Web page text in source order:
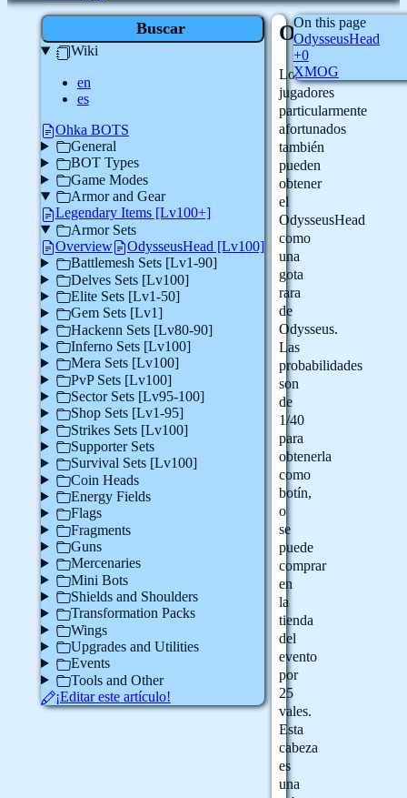
Buscar
Wiki
en
es
Ohka BOTS
General
BOT Types
Game Modes
Armor and Gear
Legendary Items [Lv100+]
Armor Sets
Overview
OdysseusHead [Lv100]
Battlemesh Sets [Lv1-90]
Delves Sets [Lv100]
Elite Sets [Lv1-50]
Gem Sets [Lv1]
Hackenn Sets [Lv80-90]
Inferno Sets [Lv100]
Mera Sets [Lv100]
PvP Sets [Lv100]
Sector Sets [Lv95-100]
Shop Sets [Lv1-95]
Strikes Sets [Lv100]
Supporter Sets
Survival Sets [Lv100]
Coin Heads
Energy Fields
Flags
Fragments
Guns
Mercenaries
Mini Bots
Shields and Shoulders
Transformation Packs
Wings
Upgrades and Utilities
Events
Tools and Other
¡Editar este artículo!
Los
jugadores
particularmente
afortunados
también
pueden
obtener
el
OdysseusHead
como
una
gota
rara
de
Odysseus.
Las
probabilidades
son
de
1/40
para
obtenerla
como
botín,
o
se
puede
comprar
en
la
tienda
del
evento
por
25
vales.
Esta
cabeza
es
una
On this page
OdysseusHead
+0
XMOG